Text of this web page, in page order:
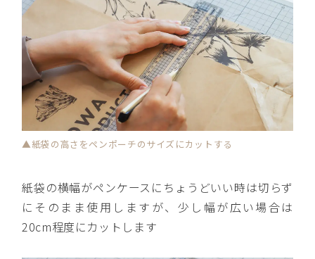
▲紙袋の高さをペンポーチのサイズにカットする
紙袋の横幅がペンケースにちょうどいい時は切らず
にそのまま使用しますが、少し幅が広い場合は
20cm程度にカットします